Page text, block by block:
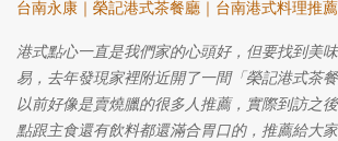
台南永康｜榮記港式茶餐廳｜台南港式料理推薦
港式點心一直是我們家的心頭好，但要找到美
易，去年發現家裡附近開了一間「榮記港式茶
以前好像是賣燒臘的很多人推薦，實際到訪之
點跟主食還有飲料都還滿合胃口的，推薦給大家